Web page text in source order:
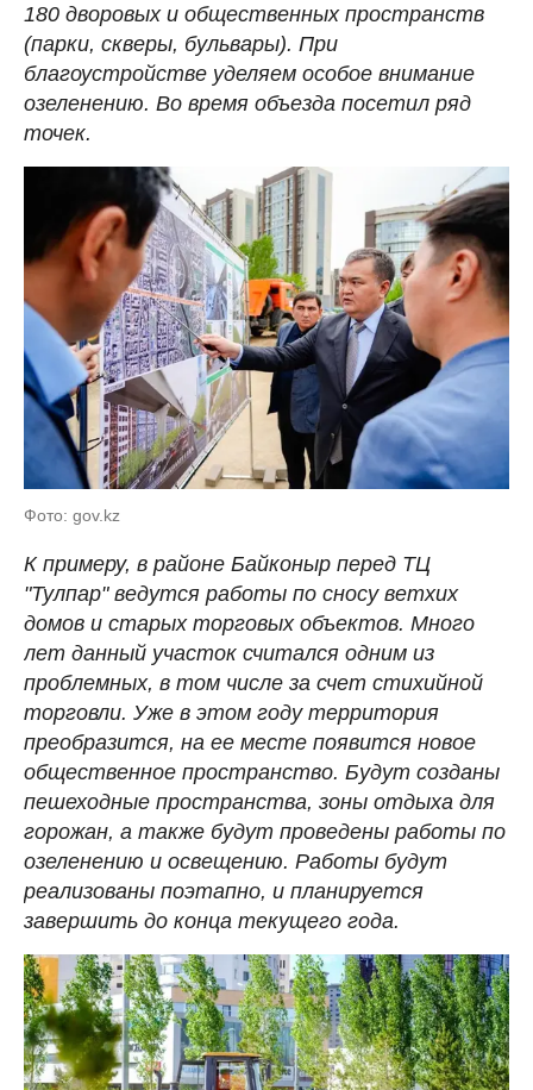
180 дворовых и общественных пространств
(парки, скверы, бульвары). При
благоустройстве уделяем особое внимание
озеленению. Во время объезда посетил ряд
точек.
Фото: gov.kz
К примеру, в районе Байконыр перед ТЦ
"Тулпар" ведутся работы по сносу ветхих
домов и старых торговых объектов. Много
лет данный участок считался одним из
проблемных, в том числе за счет стихийной
торговли. Уже в этом году территория
преобразится, на ее месте появится новое
общественное пространство. Будут созданы
пешеходные пространства, зоны отдыха для
горожан, а также будут проведены работы по
озеленению и освещению. Работы будут
реализованы поэтапно, и планируется
завершить до конца текущего года.